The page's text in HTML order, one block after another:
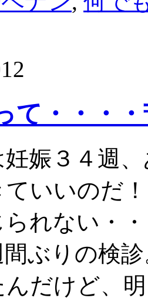
て・・・
妊娠３４週
いいのだ！
れない・
ぶりの検
んだけど、